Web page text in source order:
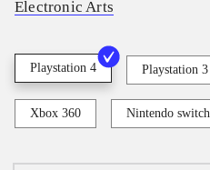
Electronic Arts
Playstation 4 Playstation 3
Xbox 360 Nintendo switch